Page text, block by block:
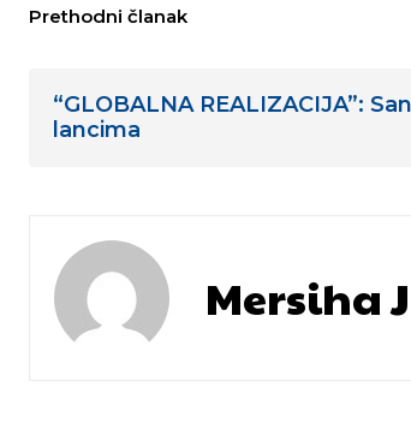
Prethodni članak
“GLOBALNA REALIZACIJA”:
lancima
Mersiha